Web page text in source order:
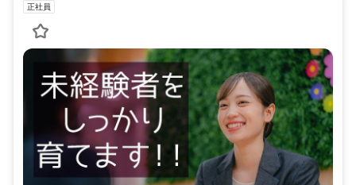
正社員